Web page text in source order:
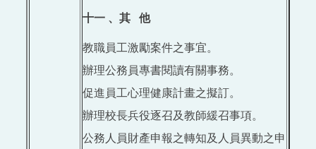
十一 、其 他
教職員工激勵案件之事宜。
辦理公務員專書閱讀有關事務。
促進員工心理健康計畫之擬訂。
辦理校長兵役逐召及教師緩召事項。
公務人員財產申報之轉知及人員異動之申